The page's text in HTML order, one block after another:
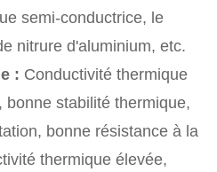
semi-conductrice, le
nitrure d'aluminium, etc.
: Conductivité thermique
stabilité thermique,
bonne résistance à la
thermique élevée,